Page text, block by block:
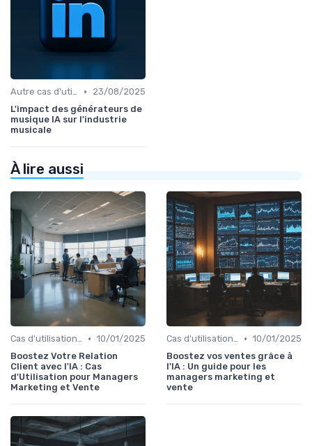
Autre cas d'utilisation •
23/08/2025
L'impact des générateurs de
musique IA sur l'industrie
musicale
À lire aussi
Cas d'utilisation IA relation client • 10/01/2025
Boostez Votre Relation
Client avec l'IA : Cas
d'Utilisation pour Managers
Marketing et Vente
Cas d'utilisation IA Vente • 10/01/2025
Boostez vos ventes grâce à
l'IA : Un guide pour les
managers marketing et
vente